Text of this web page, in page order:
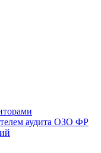
аудита ОЗО ФР